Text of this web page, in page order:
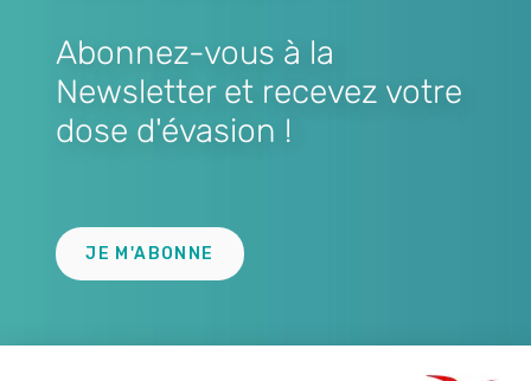
Abonnez-vous à la
Newsletter et recevez votre
dose d'évasion !
JE M'ABONNE